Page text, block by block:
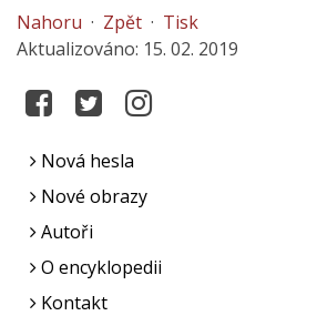
Nahoru · Zpět · Tisk
Aktualizováno: 15. 02. 2019
Nová hesla
Nové obrazy
Autoři
O encyklopedii
Kontakt